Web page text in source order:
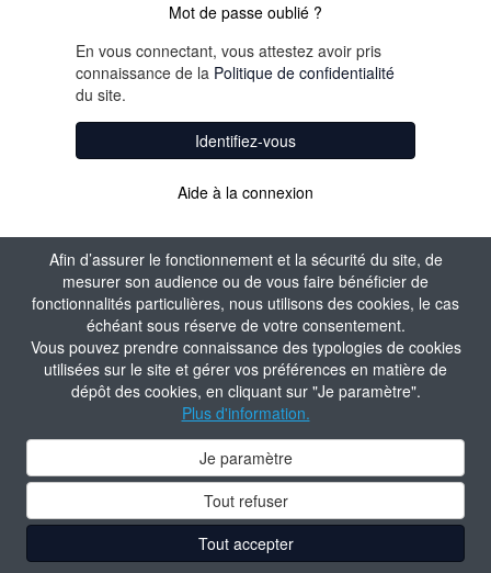
Afin d’assurer le fonctionnement et la sécurité du site, de
mesurer son audience ou de vous faire bénéficier de
fonctionnalités particulières, nous utilisons des cookies, le cas
échéant sous réserve de votre consentement.
Vous pouvez prendre connaissance des typologies de cookies
utilisées sur le site et gérer vos préférences en matière de
dépôt des cookies, en cliquant sur "Je paramètre".
Plus d'information.
Je paramètre
Tout refuser
Tout accepter
Mot de passe oublié ?
En vous connectant, vous attestez avoir pris
connaissance de la Politique de confidentialité
du site.
Identifiez-vous
Aide à la connexion